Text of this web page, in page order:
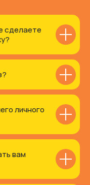
сделаете
личного
вам